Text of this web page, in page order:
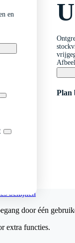
en
Plan
bekijken
door één
extra functies.